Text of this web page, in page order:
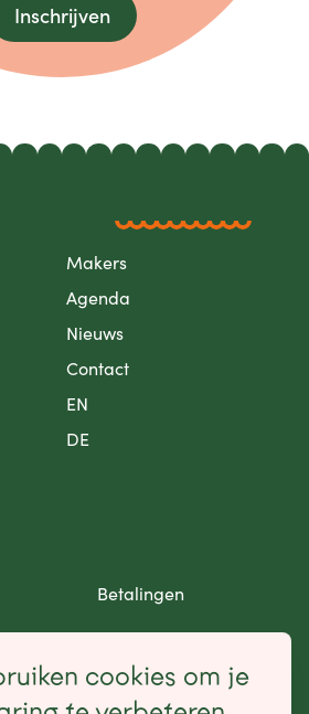
Inschrijven
Makers
Agenda
Nieuws
Contact
EN
DE
Betalingen
Contact opnemen
cookies om je